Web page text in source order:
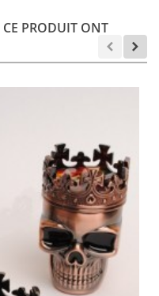
PRODUIT ONT